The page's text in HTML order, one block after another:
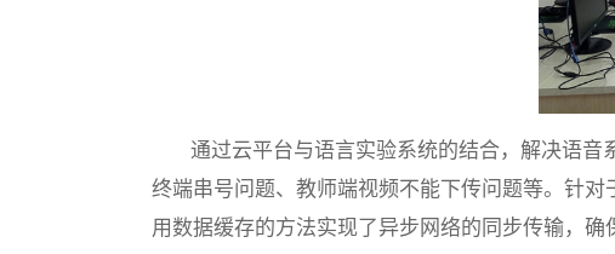
通过云平台与语言实验系统的结合，解决语
终端串号问题、教师端视频不能下传问题等。针
用数据缓存的方法实现了异步网络的同步传输，